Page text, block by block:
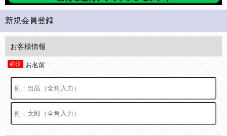
新規会員登録
お客様情報
お名前